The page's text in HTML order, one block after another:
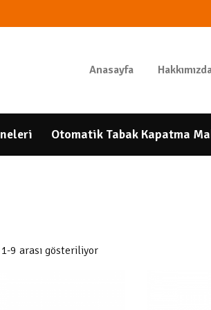
Anasayfa
Otomatik Tabak Kapatma
İLETIŞIM
9 arası gösteriliyor